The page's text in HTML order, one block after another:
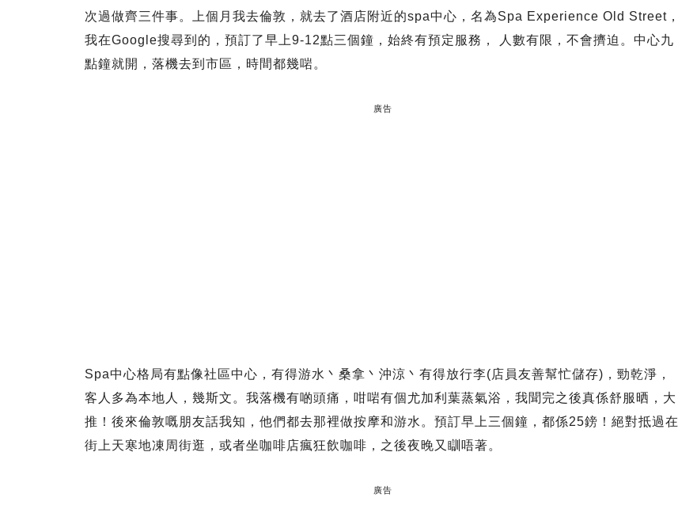
次過做齊三件事。上個月我去倫敦，就去了酒店附近的spa中心，名為Spa Experience Old Street，
我在Google搜尋到的，預訂了早上9-12點三個鐘，始終有預定服務， 人數有限，不會擠迫。中心九
點鐘就開，落機去到市區，時間都幾啱。
廣告
Spa中心格局有點像社區中心，有得游水丶桑拿丶沖涼丶有得放行李(店員友善幫忙儲存)，勁乾淨，
客人多為本地人，幾斯文。我落機有啲頭痛，咁啱有個尤加利葉蒸氣浴，我聞完之後真係舒服晒，大
推！後來倫敦嘅朋友話我知，他們都去那裡做按摩和游水。預訂早上三個鐘，都係25鎊！絕對抵過在
街上天寒地凍周街逛，或者坐咖啡店瘋狂飲咖啡，之後夜晚又瞓唔著。
廣告